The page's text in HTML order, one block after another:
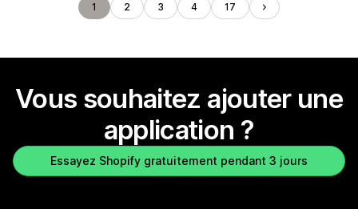
1 2 3 4 17
Vous souhaitez ajouter une
application ?
Essayez Shopify gratuitement pendant 3 jours